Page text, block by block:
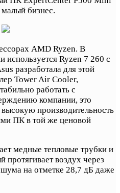
бизнес.
AMD Ryzen. В
используется Ryzen 7 260 с
разработала для этой
Tower Air Cooler,
работать с
компании, это
производительность
ПК в той же ценовой
медные тепловые трубки и
протягивает воздух через
на отметке 28,7 дБ даже